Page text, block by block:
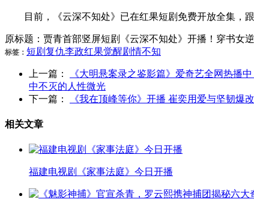
目前，《云深不知处》已在红果短剧免费开放全集，
原标题：贾青首部竖屏短剧《云深不知处》开播！穿书女
标签： 短剧复仇李政红果觉醒剧情不知
上一篇：
《大明悬案录之鉴影篇》爱奇艺全网热播
中不灭的人性微光
下一篇：
《我在顶峰等你》开播 崔奕用爱与坚韧爆
相关文章
福建电视剧《家事法庭》今日开播